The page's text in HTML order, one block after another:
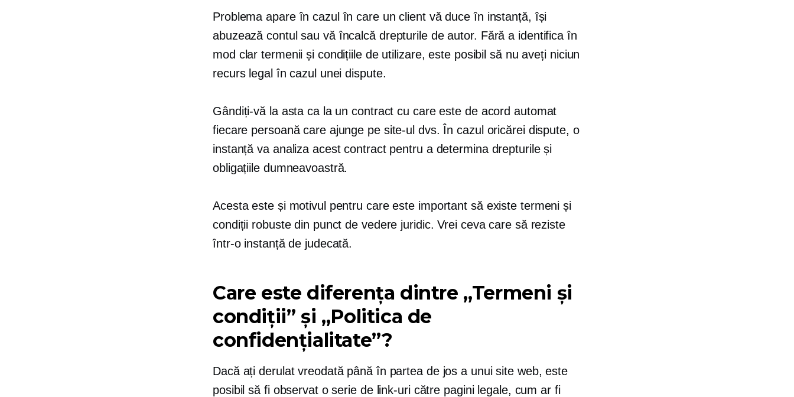
Problema apare în cazul în care un client vă duce în instanță, își
abuzează contul sau vă încalcă drepturile de autor. Fără a identifica în
mod clar termenii și condițiile de utilizare, este posibil să nu aveți niciun
recurs legal în cazul unei dispute.
Gândiți-vă la asta ca la un contract cu care este de acord automat
fiecare persoană care ajunge pe site-ul dvs. În cazul oricărei dispute, o
instanță va analiza acest contract pentru a determina drepturile și
obligațiile dumneavoastră.
Acesta este și motivul pentru care este important să existe termeni și
condiții robuste din punct de vedere juridic. Vrei ceva care să reziste
într-o instanță de judecată.
Care este diferența dintre „Termeni și
condiții” și „Politica de
confidențialitate”?
Dacă ați derulat vreodată până în partea de jos a unui site web, este
posibil să fi observat o serie de link-uri către pagini legale, cum ar fi